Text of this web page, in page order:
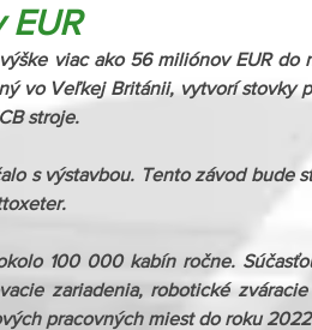
viac ako 56 miliónov EUR do
vo Veľkej Británii, vytvorí stovky
stroje.
s výstavbou. Tento závod bude
100 000 kabín ročne.
zariadenia, robotické
pracovných miest do roku